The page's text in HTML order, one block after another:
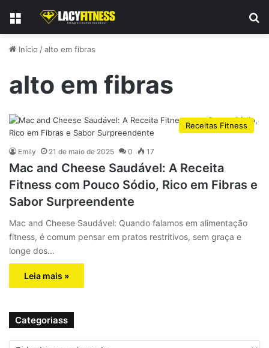
Menu
Início /alto em fibras
alto em fibras
Receitas Fitness
Emily 21 de maio de 2025 0 17
Mac and Cheese Saudável: A Receita
Fitness com Pouco Sódio, Rico em Fibras e
Sabor Surpreendente
Mac and Cheese Saudável: Quando falamos em alimentação
fitness, é comum pensar em pratos restritivos, sem graça e
longe dos…
Leia mais »
Categoriass